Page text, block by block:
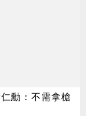
勳：不需拿槍